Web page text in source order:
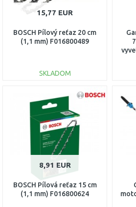
15,77 EUR
BOSCH Pílový reťaz 20 cm
(1,1 mm) F016800489
SKLADOM
DO KOŠÍKA
Porovnať
8,91 EUR
BOSCH Pílová reťaz 15 cm
(1,1 mm) F016800624